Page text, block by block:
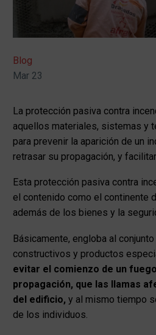
Blog
Mar 23
La protección pasiva contra
aquellos materiales, sistemas y
para prevenir la aparición de un
retrasar su propagación, y
Esta protección pasiva contra
el contenido como el continente
además de los bienes y la
Básicamente, engloba al
constructivos y productos
evitar el comienzo de un
propagación, que las llamas
del edificio, y al mismo tiempo
de los individuos.